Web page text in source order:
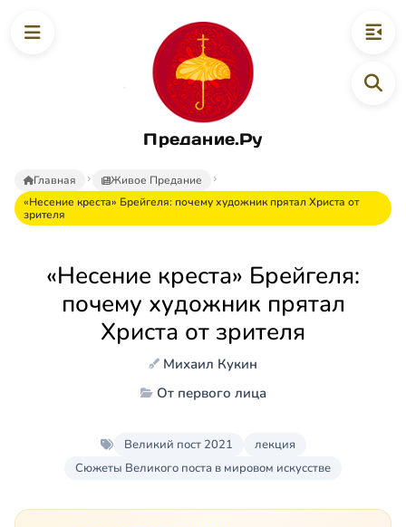
Предание.Ру
Главная
Живое Предание
«Несение креста» Брейгеля: почему художник прятал Христа от
зрителя
«Несение креста» Брейгеля:
почему художник прятал
Христа от зрителя
Михаил Кукин
От первого лица
Великий пост 2021
лекция
Сюжеты Великого поста в мировом искусстве